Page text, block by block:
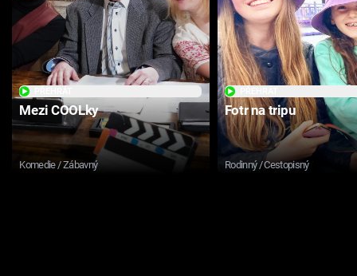
Mezi COOLky
Komedie / Zábavný
Fotr na tripu
Rodinný / Cestopisný